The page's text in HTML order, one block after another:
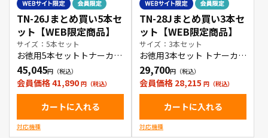
TN-26Jまとめ買い5本セ
ット【WEB限定商品】
サイズ：5本セット
お徳用5本セットトナーカー
トリッジ
45,045
会員価格 41,890
カートに入れる
対応機種
TN-28Jまとめ買い3本セ
ット【WEB限定商品】
サイズ：3本セット
お徳用3本セット トナーカー
トリッジ
29,700
会員価格 28,215
カートに入れる
対応機種